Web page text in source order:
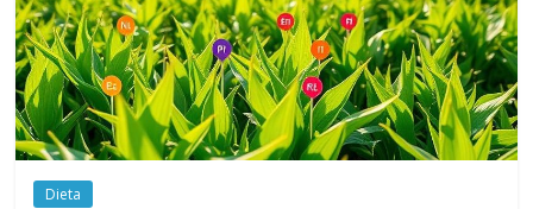
Dieta